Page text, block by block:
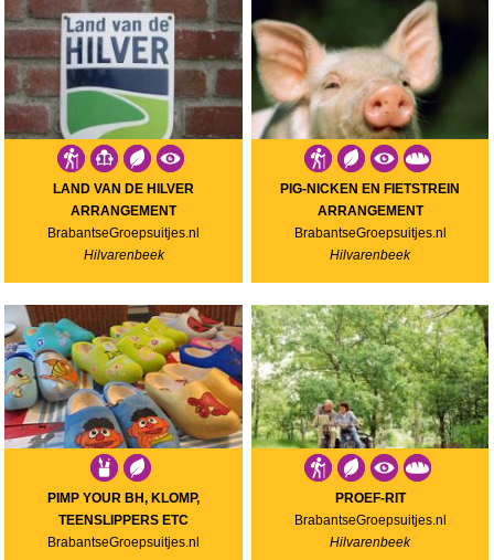
LAND VAN DE HILVER
ARRANGEMENT
BrabantseGroepsuitjes.nl
Hilvarenbeek
PIG-NICKEN EN FIETSTREIN
ARRANGEMENT
BrabantseGroepsuitjes.nl
Hilvarenbeek
PIMP YOUR BH, KLOMP,
TEENSLIPPERS ETC
BrabantseGroepsuitjes.nl
PROEF-RIT
BrabantseGroepsuitjes.nl
Hilvarenbeek